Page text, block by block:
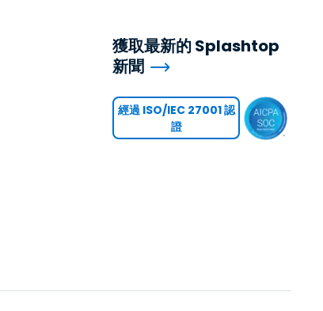
獲取最新的 Splashtop
新聞
經過 ISO/IEC 27001 認
證